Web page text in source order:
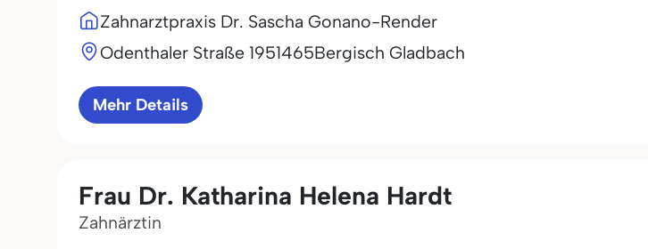
Zahnarztpraxis Dr. Sascha Gonano-Render
Odenthaler Straße 1951465Bergisch Gladbach
Mehr Details
Frau Dr. Katharina Helena Hardt
Zahnärztin